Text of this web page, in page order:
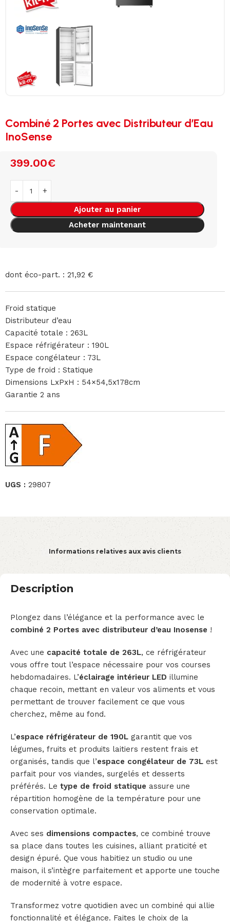
Combiné 2 Portes avec Distributeur d’Eau
InoSense
399.00€
Ajouter au panier
Acheter maintenant
dont éco-part. : 21,92 €
Froid statique
Distributeur d’eau
Capacité totale : 263L
Espace réfrigérateur : 190L
Espace congélateur : 73L
Type de froid : Statique
Dimensions LxPxH : 54×54,5x178cm
Garantie 2 ans
UGS : 29807
Informations relatives aux avis clients
Description
Plongez dans l’élégance et la performance avec le
combiné 2 Portes avec distributeur d’eau Inosense !
Avec une capacité totale de 263L, ce réfrigérateur
vous offre tout l’espace nécessaire pour vos courses
hebdomadaires. L’éclairage intérieur LED illumine
chaque recoin, mettant en valeur vos aliments et vous
permettant de trouver facilement ce que vous
cherchez, même au fond.
L’espace réfrigérateur de 190L garantit que vos
légumes, fruits et produits laitiers restent frais et
organisés, tandis que l’espace congélateur de 73L est
parfait pour vos viandes, surgelés et desserts
préférés. Le type de froid statique assure une
répartition homogène de la température pour une
conservation optimale.
Avec ses dimensions compactes, ce combiné trouve
sa place dans toutes les cuisines, alliant praticité et
design épuré. Que vous habitiez un studio ou une
maison, il s’intègre parfaitement et apporte une touche
de modernité à votre espace.
Transformez votre quotidien avec un combiné qui allie
fonctionnalité et élégance. Faites le choix de la